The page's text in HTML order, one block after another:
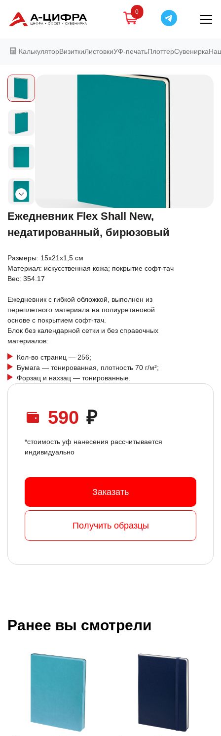
0
КалькуляторВизиткиЛистовкиУФ-печатьПлоттерСувенирка
Ежедневник Flex Shall New,
недатированный, бирюзовый
Размеры: 15х21х1,5 см
Материал: искусственная кожа; покрытие софт-тач
Вес: 354.17
Ежедневник с гибкой обложкой, выполнен из
переплетного материала на полиуретановой
основе с покрытием софт-тач.
Блок без календарной сетки и без справочных
материалов:
Кол-во страниц — 256;
Бумага — тонированная, плотность 70 г/м²;
Форзац и нахзац — тонированные.
590 ₽
*стоимость уф нанесения рассчитывается
индивидуально
Заказать
Получить образцы
Ранее вы смотрели